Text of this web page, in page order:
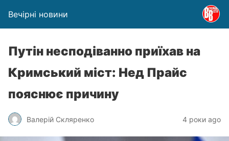
Вечірні новини
Путін несподіванно приїхав на
Кримський міст: Нед Прайс
пояснює причину
Валерій Скляренко 4 роки ago